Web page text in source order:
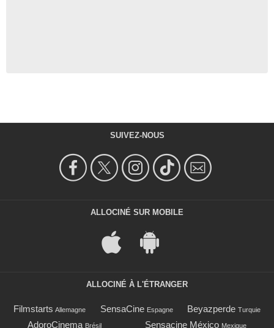
SUIVEZ-NOUS
ALLOCINÉ SUR MOBILE
ALLOCINÉ À L'ÉTRANGER
Filmstarts Allemagne SensaCine Espagne Beyazperde Turquie
AdoroCinema Brésil Sensacine México Mexique